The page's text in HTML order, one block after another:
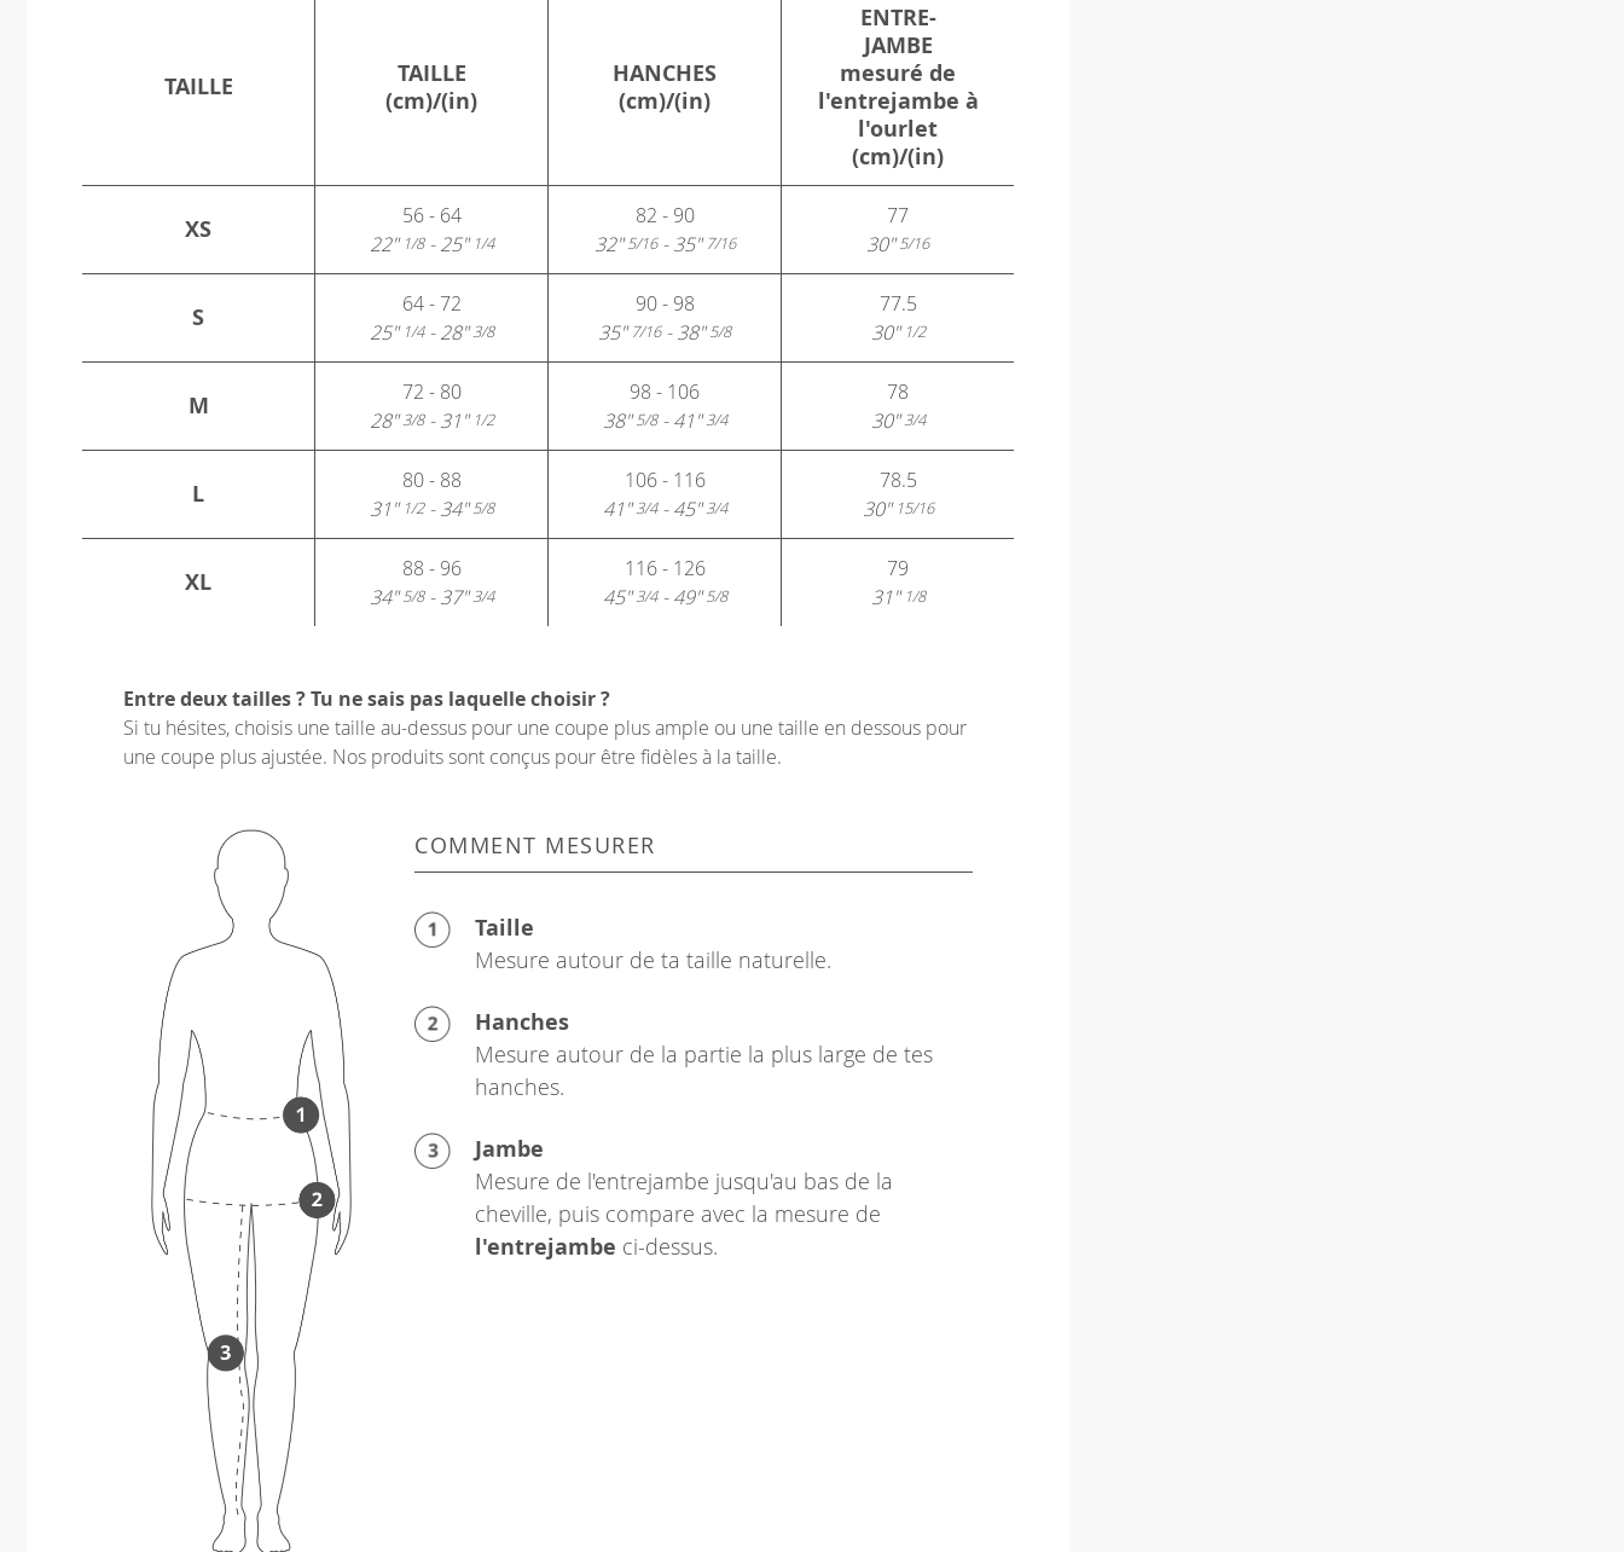
TAILLE
TAILLE
(cm)/(in)
HANCHES
(cm)/(in)
ENTRE-
JAMBE
mesuré de
l'entrejambe à
l'ourlet
(cm)/(in)
XS
56 - 64
22"1/8- 25"1/4
82 - 90
32"5/16- 35"7/16
77
30"5/16
S
64 - 72
25"1/4- 28"3/8
90 - 98
35"7/16- 38"5/8
77.5
30"1/2
M
72 - 80
28"3/8- 31"1/2
98 - 106
38"5/8- 41"3/4
78
30"3/4
L
80 - 88
31"1/2- 34"5/8
106 - 116
41"3/4- 45"3/4
78.5
30"15/16
XL
88 - 96
34"5/8- 37"3/4
116 - 126
45"3/4- 49"5/8
79
31"1/8
Entre deux tailles ? Tu ne sais pas laquelle choisir ?
Si tu hésites, choisis une taille au-dessus pour une coupe plus ample ou une taille en dessous pour
une coupe plus ajustée. Nos produits sont conçus pour être fidèles à la taille.
COMMENT MESURER
Taille
Mesure autour de ta taille naturelle.
Hanches
Mesure autour de la partie la plus large de tes
hanches.
Jambe
Mesure de l'entrejambe jusqu'au bas de la
cheville, puis compare avec la mesure de
l'entrejambe ci-dessus.